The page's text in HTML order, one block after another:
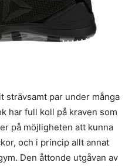
strävsamt par under många
har full koll på kraven som
på möjligheten att kunna
och i princip allt annat
Den åttonde utgåvan av